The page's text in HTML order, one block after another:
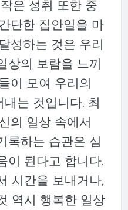
은 성취 또한 중
단한 집안일을 마
성하는 것은 우리
상의 보람을 느끼
이 모여 우리의
는 것입니다. 최
의 일상 속에서
록하는 습관은 심
이 된다고 합니다.
시간을 보내거나,
역시 행복한 일상